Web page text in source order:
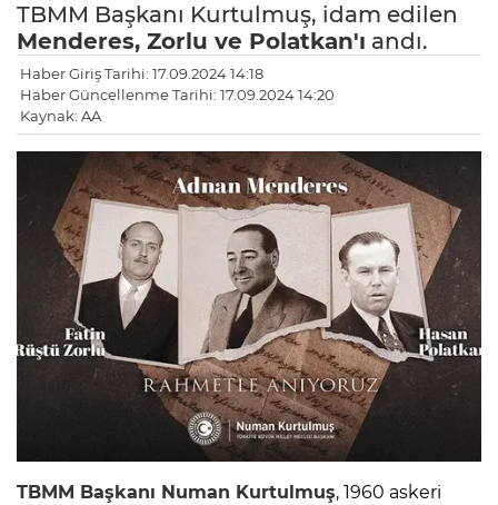
TBMM Başkanı Kurtulmuş, idam edilen
Menderes, Zorlu ve Polatkan'ı andı.
Haber Giriş Tarihi: 17.09.2024 14:18
Haber Güncellenme Tarihi: 17.09.2024 14:20
Kaynak: AA
TBMM Başkanı Numan Kurtulmuş, 1960 askeri